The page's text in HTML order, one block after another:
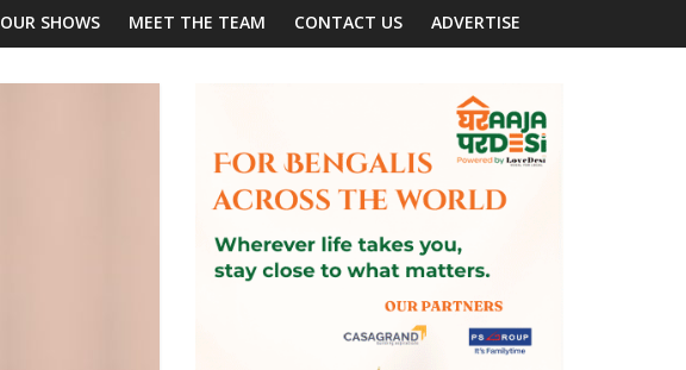
OUR SHOWS MEET THE TEAM CONTACT US ADVERTISE